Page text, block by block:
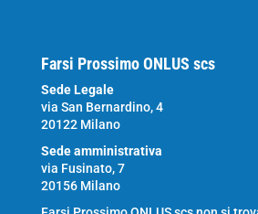
Farsi Prossimo ONLUS scs
Sede Legale
via San Bernardino, 4
20122 Milano
Sede amministrativa
via Fusinato, 7
20156 Milano